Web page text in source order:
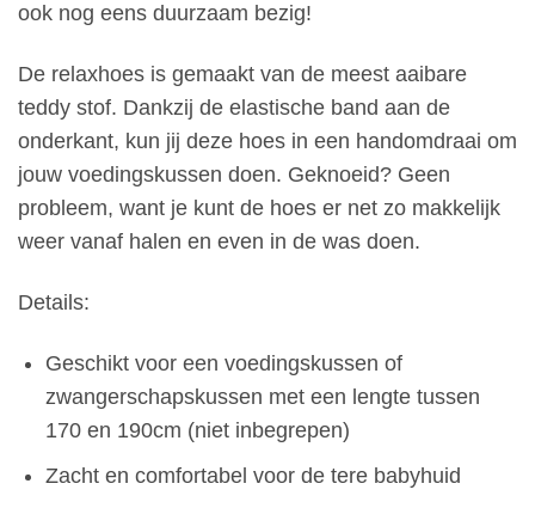
ook nog eens duurzaam bezig!
De relaxhoes is gemaakt van de meest aaibare
teddy stof. Dankzij de elastische band aan de
onderkant, kun jij deze hoes in een handomdraai om
jouw voedingskussen doen. Geknoeid? Geen
probleem, want je kunt de hoes er net zo makkelijk
weer vanaf halen en even in de was doen.
Details:
Geschikt voor een voedingskussen of
zwangerschapskussen met een lengte tussen
170 en 190cm (niet inbegrepen)
Zacht en comfortabel voor de tere babyhuid